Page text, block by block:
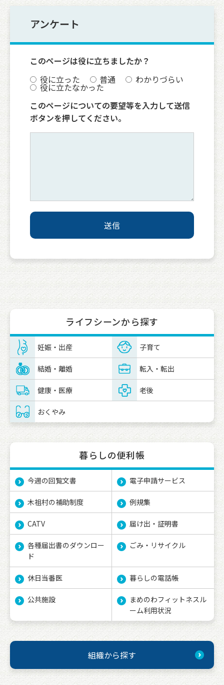
アンケート
このページは役に立ちましたか？
役に立った
普通 わかりづらい
役に立たなかった
このページについての要望等を入力して送信
ボタンを押してください。
ライフシーンから探す
妊娠・出産 子育て
結婚・離婚 転入・転出
健康・医療 老後
おくやみ
暮らしの便利帳
今週の回覧文書 電子申請サービス
木祖村の補助制度 例規集
CATV 届け出・証明書
各種届出書のダウンロー
ド
ごみ・リサイクル
休日当番医 暮らしの電話帳
公共施設
まめのわフィットネスル
ーム利用状況
組織から探す